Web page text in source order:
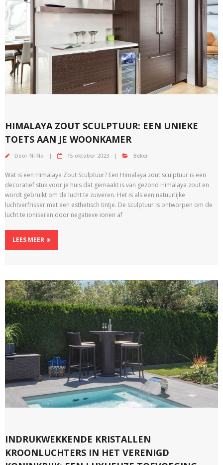
HIMALAYA ZOUT SCULPTUUR: EEN UNIEKE
TOETS AAN JE WOONKAMER
Door Ni Na 15 oktober 2023 Beker
Wat is een Himalaya Zout Sculptuur? Een Himalaya zout sculptuur is een
decoratief stuk voor je huis dat gemaakt is van gezond Himalaya zout en
wordt gebruikt om de lucht te zuiveren. Het is als een natuurlijke
luchtverfrisser met een esthetisch tintje. De sculptuur is ontworpen om de
lucht te ioniseren door negatieve ionen af
LEES MEER
INDRUKWEKKENDE KRISTALLEN
KROONLUCHTERS IN HET VERENIGD